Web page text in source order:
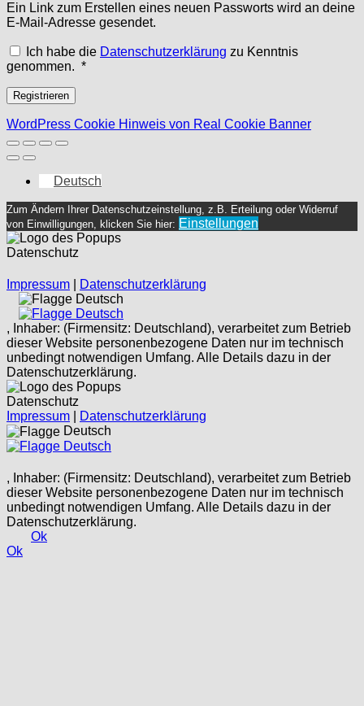
Ein Link zum Erstellen eines neuen Passworts wird an deine
E-Mail-Adresse gesendet.
Ich habe die Datenschutzerklärung zu Kenntnis
genommen. *Erforderlich
Registrieren
WordPress Cookie Hinweis von Real Cookie Banner
Deutsch
Zum Ändern Ihrer Datenschutzeinstellung, z.B. Erteilung oder Widerruf
von Einwilligungen, klicken Sie hier: Einstellungen
Datenschutz
Impressum
Datenschutzerklärung
Deutsch
Deutsch
, Inhaber: (Firmensitz: Deutschland), verarbeitet zum Betrieb
dieser Website personenbezogene Daten nur im technisch
unbedingt notwendigen Umfang. Alle Details dazu in der
Datenschutzerklärung.
Datenschutz
Impressum
Datenschutzerklärung
Deutsch
Deutsch
, Inhaber: (Firmensitz: Deutschland), verarbeitet zum Betrieb
dieser Website personenbezogene Daten nur im technisch
unbedingt notwendigen Umfang. Alle Details dazu in der
Datenschutzerklärung.
Ok
Ok